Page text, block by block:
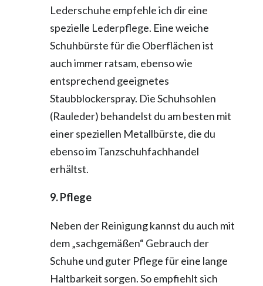
Lederschuhe empfehle ich dir eine
spezielle Lederpflege. Eine weiche
Schuhbürste für die Oberflächen ist
auch immer ratsam, ebenso wie
entsprechend geeignetes
Staubblockerspray. Die Schuhsohlen
(Rauleder) behandelst du am besten mit
einer speziellen Metallbürste, die du
ebenso im Tanzschuhfachhandel
erhältst.
9. Pflege
Neben der Reinigung kannst du auch mit
dem „sachgemäßen“ Gebrauch der
Schuhe und guter Pflege für eine lange
Haltbarkeit sorgen. So empfiehlt sich